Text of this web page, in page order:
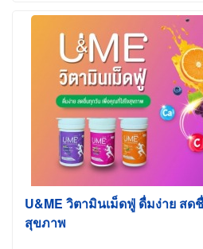
U&ME วิตามินเม็ดฟู่ ดื่มง่าย ส
สุขภาพ